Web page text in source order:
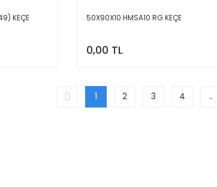
KEÇE 50X90X10 HMSA10 RG KEÇE
0,00 TL
1 2 3 4 ..